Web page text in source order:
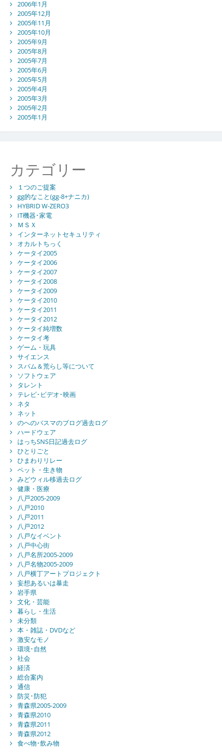
2006年1月
2005年12月
2005年11月
2005年10月
2005年9月
2005年8月
2005年7月
2005年6月
2005年5月
2005年4月
2005年3月
2005年2月
2005年1月
カテゴリー
１つのご提案
gg的なこと(gg-8+ナニカ)
HYBRID W-ZERO3
IT機器･家電
ＭＳＸ
インターネットセキュリティ
オカルトちっく
ケータイ2005
ケータイ2006
ケータイ2007
ケータイ2008
ケータイ2009
ケータイ2010
ケータイ2011
ケータイ2012
ケータイ純増数
ケータイ考
ゲーム・玩具
サイエンス
スパム＆荒らし等について
ソフトウェア
タレント
テレビ･ビデオ･映画
ネタ
ネット
のへのバスマのブログ過去ログ
ハードウェア
はっちSNS日記過去ログ
ひとりごと
ひまわりリレー
ペット・生き物
みどウィル移過去ログ
健康・医療
八戸2005-2009
八戸2010
八戸2011
八戸2012
八戸なイベント
八戸中心街
八戸名所2005-2009
八戸名物2005-2009
八戸横丁アートプロジェクト
妄想あるいは暴走
岩手県
文化・芸能
暮らし・生活
未分類
本・雑誌・DVDなど
激安なモノ
環境･自然
社会
経済
総合案内
通信
防災･防犯
青森県2005-2009
青森県2010
青森県2011
青森県2012
食べ物･飲み物